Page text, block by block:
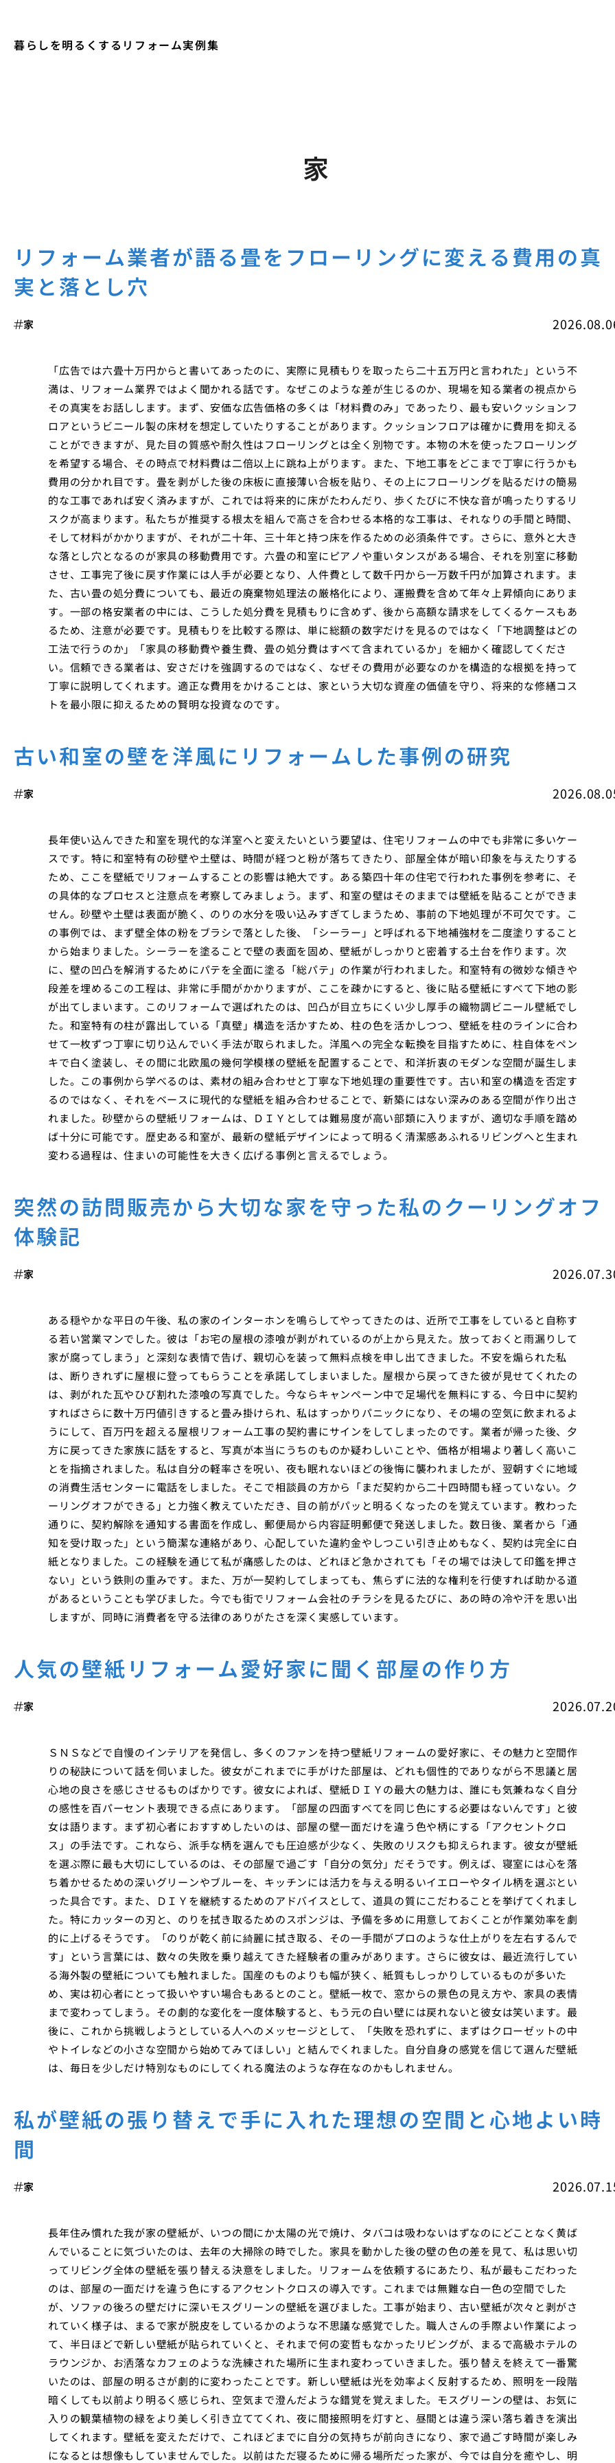
暮らしを明るくするリフォーム実例集
家
リフォーム業者が語る畳をフローリングに変える費用の真
実と落とし穴
家
「広告では六畳十万円からと書いてあったのに、実際に見積もりを取ったら二十五万円と言われた」という不
満は、リフォーム業界ではよく聞かれる話です。なぜこのような差が生じるのか、現場を知る業者の視点から
その真実をお話しします。まず、安価な広告価格の多くは「材料費のみ」であったり、最も安いクッションフ
ロアというビニール製の床材を想定していたりすることがあります。クッションフロアは確かに費用を抑える
ことができますが、見た目の質感や耐久性はフローリングとは全く別物です。本物の木を使ったフローリング
を希望する場合、その時点で材料費は二倍以上に跳ね上がります。また、下地工事をどこまで丁寧に行うかも
費用の分かれ目です。畳を剥がした後の床板に直接薄い合板を貼り、その上にフローリングを貼るだけの簡易
的な工事であれば安く済みますが、これでは将来的に床がたわんだり、歩くたびに不快な音が鳴ったりするリ
スクが高まります。私たちが推奨する根太を組んで高さを合わせる本格的な工事は、それなりの手間と時間、
そして材料がかかりますが、それが二十年、三十年と持つ床を作るための必須条件です。さらに、意外と大き
な落とし穴となるのが家具の移動費用です。六畳の和室にピアノや重いタンスがある場合、それを別室に移動
させ、工事完了後に戻す作業には人手が必要となり、人件費として数千円から一万数千円が加算されます。ま
た、古い畳の処分費についても、最近の廃棄物処理法の厳格化により、運搬費を含めて年々上昇傾向にありま
す。一部の格安業者の中には、こうした処分費を見積もりに含めず、後から高額な請求をしてくるケースもあ
るため、注意が必要です。見積もりを比較する際は、単に総額の数字だけを見るのではなく「下地調整はどの
工法で行うのか」「家具の移動費や養生費、畳の処分費はすべて含まれているか」を細かく確認してくださ
い。信頼できる業者は、安さだけを強調するのではなく、なぜその費用が必要なのかを構造的な根拠を持って
丁寧に説明してくれます。適正な費用をかけることは、家という大切な資産の価値を守り、将来的な修繕コス
トを最小限に抑えるための賢明な投資なのです。
古い和室の壁を洋風にリフォームした事例の研究
家
長年使い込んできた和室を現代的な洋室へと変えたいという要望は、住宅リフォームの中でも非常に多いケー
スです。特に和室特有の砂壁や土壁は、時間が経つと粉が落ちてきたり、部屋全体が暗い印象を与えたりする
ため、ここを壁紙でリフォームすることの影響は絶大です。ある築四十年の住宅で行われた事例を参考に、そ
の具体的なプロセスと注意点を考察してみましょう。まず、和室の壁はそのままでは壁紙を貼ることができま
せん。砂壁や土壁は表面が脆く、のりの水分を吸い込みすぎてしまうため、事前の下地処理が不可欠です。こ
の事例では、まず壁全体の粉をブラシで落とした後、「シーラー」と呼ばれる下地補強材を二度塗りすること
から始まりました。シーラーを塗ることで壁の表面を固め、壁紙がしっかりと密着する土台を作ります。次
に、壁の凹凸を解消するためにパテを全面に塗る「総パテ」の作業が行われました。和室特有の微妙な傾きや
段差を埋めるこの工程は、非常に手間がかかりますが、ここを疎かにすると、後に貼る壁紙にすべて下地の影
が出てしまいます。このリフォームで選ばれたのは、凹凸が目立ちにくい少し厚手の織物調ビニール壁紙でし
た。和室特有の柱が露出している「真壁」構造を活かすため、柱の色を活かしつつ、壁紙を柱のラインに合わ
せて一枚ずつ丁寧に切り込んでいく手法が取られました。洋風への完全な転換を目指すために、柱自体をペン
キで白く塗装し、その間に北欧風の幾何学模様の壁紙を配置することで、和洋折衷のモダンな空間が誕生しま
した。この事例から学べるのは、素材の組み合わせと丁寧な下地処理の重要性です。古い和室の構造を否定す
るのではなく、それをベースに現代的な壁紙を組み合わせることで、新築にはない深みのある空間が作り出さ
れました。砂壁からの壁紙リフォームは、ＤＩＹとしては難易度が高い部類に入りますが、適切な手順を踏め
ば十分に可能です。歴史ある和室が、最新の壁紙デザインによって明るく清潔感あふれるリビングへと生まれ
変わる過程は、住まいの可能性を大きく広げる事例と言えるでしょう。
突然の訪問販売から大切な家を守った私のクーリングオフ
体験記
家
ある穏やかな平日の午後、私の家のインターホンを鳴らしてやってきたのは、近所で工事をしていると自称す
る若い営業マンでした。彼は「お宅の屋根の漆喰が剥がれているのが上から見えた。放っておくと雨漏りして
家が腐ってしまう」と深刻な表情で告げ、親切心を装って無料点検を申し出てきました。不安を煽られた私
は、断りきれずに屋根に登ってもらうことを承諾してしまいました。屋根から戻ってきた彼が見せてくれたの
は、剥がれた瓦やひび割れた漆喰の写真でした。今ならキャンペーン中で足場代を無料にする、今日中に契約
すればさらに数十万円値引きすると畳み掛けられ、私はすっかりパニックになり、その場の空気に飲まれるよ
うにして、百万円を超える屋根リフォーム工事の契約書にサインをしてしまったのです。業者が帰った後、夕
方に戻ってきた家族に話をすると、写真が本当にうちのものか疑わしいことや、価格が相場より著しく高いこ
とを指摘されました。私は自分の軽率さを呪い、夜も眠れないほどの後悔に襲われましたが、翌朝すぐに地域
の消費生活センターに電話をしました。そこで相談員の方から「まだ契約から二十四時間も経っていない。ク
ーリングオフができる」と力強く教えていただき、目の前がパッと明るくなったのを覚えています。教わった
通りに、契約解除を通知する書面を作成し、郵便局から内容証明郵便で発送しました。数日後、業者から「通
知を受け取った」という簡潔な連絡があり、心配していた違約金やしつこい引き止めもなく、契約は完全に白
紙となりました。この経験を通じて私が痛感したのは、どれほど急かされても「その場では決して印鑑を押さ
ない」という鉄則の重みです。また、万が一契約してしまっても、焦らずに法的な権利を行使すれば助かる道
があるということも学びました。今でも街でリフォーム会社のチラシを見るたびに、あの時の冷や汗を思い出
しますが、同時に消費者を守る法律のありがたさを深く実感しています。
人気の壁紙リフォーム愛好家に聞く部屋の作り方
家
ＳＮＳなどで自慢のインテリアを発信し、多くのファンを持つ壁紙リフォームの愛好家に、その魅力と空間作
りの秘訣について話を伺いました。彼女がこれまでに手がけた部屋は、どれも個性的でありながら不思議と居
心地の良さを感じさせるものばかりです。彼女によれば、壁紙ＤＩＹの最大の魅力は、誰にも気兼ねなく自分
の感性を百パーセント表現できる点にあります。「部屋の四面すべてを同じ色にする必要はないんです」と彼
女は語ります。まず初心者におすすめしたいのは、部屋の壁一面だけを違う色や柄にする「アクセントクロ
ス」の手法です。これなら、派手な柄を選んでも圧迫感が少なく、失敗のリスクも抑えられます。彼女が壁紙
を選ぶ際に最も大切にしているのは、その部屋で過ごす「自分の気分」だそうです。例えば、寝室には心を落
ち着かせるための深いグリーンやブルーを、キッチンには活力を与える明るいイエローやタイル柄を選ぶとい
った具合です。また、ＤＩＹを継続するためのアドバイスとして、道具の質にこだわることを挙げてくれまし
た。特にカッターの刃と、のりを拭き取るためのスポンジは、予備を多めに用意しておくことが作業効率を劇
的に上げるそうです。「のりが乾く前に綺麗に拭き取る、その一手間がプロのような仕上がりを左右するんで
す」という言葉には、数々の失敗を乗り越えてきた経験者の重みがあります。さらに彼女は、最近流行してい
る海外製の壁紙についても触れました。国産のものよりも幅が狭く、紙質もしっかりしているものが多いた
め、実は初心者にとって扱いやすい場合もあるとのこと。壁紙一枚で、窓からの景色の見え方や、家具の表情
まで変わってしまう。その劇的な変化を一度体験すると、もう元の白い壁には戻れないと彼女は笑います。最
後に、これから挑戦しようとしている人へのメッセージとして、「失敗を恐れずに、まずはクローゼットの中
やトイレなどの小さな空間から始めてみてほしい」と結んでくれました。自分自身の感覚を信じて選んだ壁紙
は、毎日を少しだけ特別なものにしてくれる魔法のような存在なのかもしれません。
私が壁紙の張り替えで手に入れた理想の空間と心地よい時
間
家
長年住み慣れた我が家の壁紙が、いつの間にか太陽の光で焼け、タバコは吸わないはずなのにどことなく黄ば
んでいることに気づいたのは、去年の大掃除の時でした。家具を動かした後の壁の色の差を見て、私は思い切
ってリビング全体の壁紙を張り替える決意をしました。リフォームを依頼するにあたり、私が最もこだわった
のは、部屋の一面だけを違う色にするアクセントクロスの導入です。これまでは無難な白一色の空間でした
が、ソファの後ろの壁だけに深いモスグリーンの壁紙を選びました。工事が始まり、古い壁紙が次々と剥がさ
れていく様子は、まるで家が脱皮をしているかのような不思議な感覚でした。職人さんの手際よい作業によっ
て、半日ほどで新しい壁紙が貼られていくと、それまで何の変哲もなかったリビングが、まるで高級ホテルの
ラウンジか、お洒落なカフェのような洗練された場所に生まれ変わっていきました。張り替えを終えて一番驚
いたのは、部屋の明るさが劇的に変わったことです。新しい壁紙は光を効率よく反射するため、照明を一段階
暗くしても以前より明るく感じられ、空気まで澄んだような錯覚を覚えました。モスグリーンの壁は、お気に
入りの観葉植物の緑をより美しく引き立ててくれ、夜に間接照明を灯すと、昼間とは違う深い落ち着きを演出
してくれます。壁紙を変えただけで、これほどまでに自分の気持ちが前向きになり、家で過ごす時間が楽しみ
になるとは想像もしていませんでした。以前はただ寝るために帰る場所だった家が、今では自分を癒やし、明